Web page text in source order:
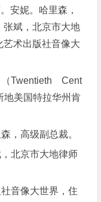
安妮。哈里森，
张斌，北京市大地
艺术出版社音像大
（Twentieth Cent
美国特拉华州肯
高级副总裁。
北京市大地律师
音像大世界，住